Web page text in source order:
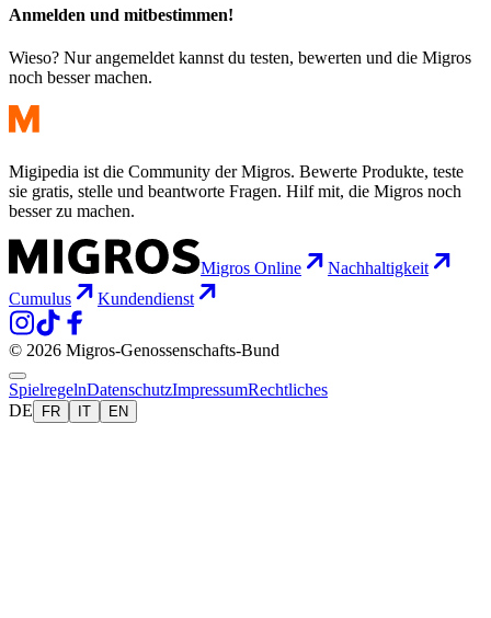
Anmelden und mitbestimmen!
Wieso? Nur angemeldet kannst du testen, bewerten und die Migros
noch besser machen.
Migipedia ist die Community der Migros. Bewerte Produkte, teste
sie gratis, stelle und beantworte Fragen. Hilf mit, die Migros noch
besser zu machen.
Migros Online
Nachhaltigkeit
Cumulus
Kundendienst
© 2026 Migros-Genossenschafts-Bund
SpielregelnDatenschutzImpressumRechtliches
DE
FR IT EN